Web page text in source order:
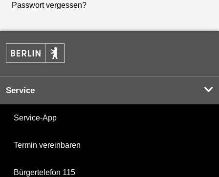
Passwort vergessen?
Service
Service-App
Termin vereinbaren
Bürgertelefon 115